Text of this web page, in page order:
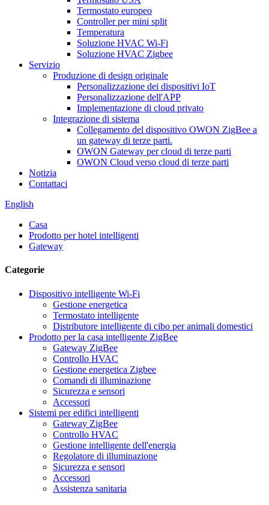
Termostato europeo
Controller per mini split
Temperatura
Soluzione HVAC Wi-Fi
Soluzione HVAC Zigbee
Servizio
Produzione di design originale
Personalizzazione dei dispositivi IoT
Personalizzazione dell'APP
Implementazione di cloud privato
Integrazione di sistema
Collegamento del dispositivo OWON ZigBee a
un gateway di terze parti.
OWON Gateway per cloud di terze parti
OWON Cloud verso cloud di terze parti
Notizia
Contattaci
English
Casa
Prodotto per hotel intelligenti
Gateway
Categorie
Dispositivo intelligente Wi-Fi
Gestione energetica
Termostato intelligente
Distributore intelligente di cibo per animali domestici
Prodotto per la casa intelligente ZigBee
Gateway ZigBee
Controllo HVAC
Gestione energetica Zigbee
Comandi di illuminazione
Sicurezza e sensori
Accessori
Sistemi per edifici intelligenti
Gateway ZigBee
Controllo HVAC
Gestione intelligente dell'energia
Regolatore di illuminazione
Sicurezza e sensori
Accessori
Assistenza sanitaria